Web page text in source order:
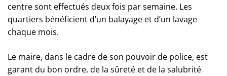
centre sont effectués deux fois par semaine. Les
quartiers bénéficient d’un balayage et d’un lavage
chaque mois.
Le maire, dans le cadre de son pouvoir de police, est
garant du bon ordre, de la sûreté et de la salubrité